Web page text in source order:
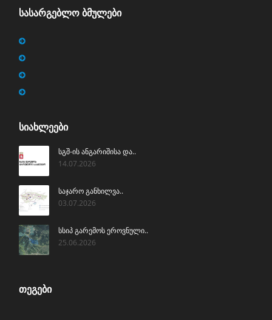
ᲡᲐᲡᲐᲠᲒᲔᲑᲚᲝ ᲑᲛᲣᲚᲔᲑᲘ
ᲡᲘᲐᲮᲚᲔᲔᲑᲘ
სგშ-ის ანგარიშისა და..
14.07.2026
საჯარო განხილვა..
03.07.2026
სსიპ გარემოს ეროვნული..
25.06.2026
ᲗᲔᲒᲔᲑᲘ